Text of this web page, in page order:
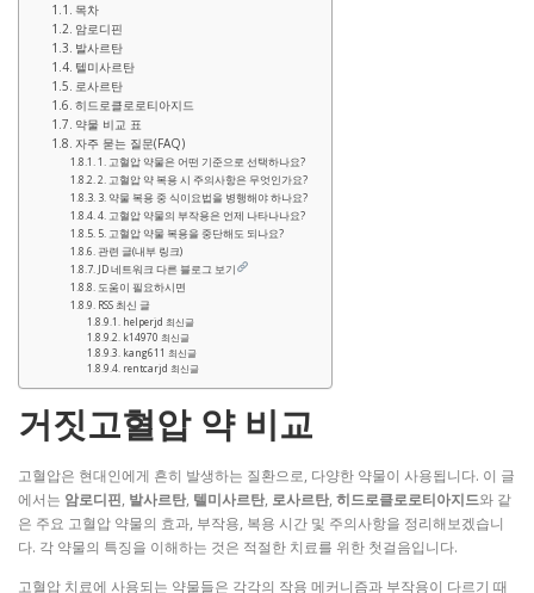
목차
암로디핀
발사르탄
텔미사르탄
로사르탄
히드로클로로티아지드
약물 비교 표
자주 묻는 질문(FAQ)
1. 고혈압 약물은 어떤 기준으로 선택하나요?
2. 고혈압 약 복용 시 주의사항은 무엇인가요?
3. 약물 복용 중 식이요법을 병행해야 하나요?
4. 고혈압 약물의 부작용은 언제 나타나나요?
5. 고혈압 약물 복용을 중단해도 되나요?
관련 글(내부 링크)
JD 네트워크 다른 블로그 보기
도움이 필요하시면
RSS 최신 글
helperjd 최신글
k14970 최신글
kang611 최신글
rentcarjd 최신글
거짓고혈압 약 비교
고혈압은 현대인에게 흔히 발생하는 질환으로, 다양한 약물이 사용됩니다. 이 글
에서는 암로디핀, 발사르탄, 텔미사르탄, 로사르탄, 히드로클로로티아지드와 같
은 주요 고혈압 약물의 효과, 부작용, 복용 시간 및 주의사항을 정리해보겠습니
다. 각 약물의 특징을 이해하는 것은 적절한 치료를 위한 첫걸음입니다.
고혈압 치료에 사용되는 약물들은 각각의 작용 메커니즘과 부작용이 다르기 때